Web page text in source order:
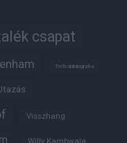
csapat
Trófeabibliográfia
Visszhang
Willy Kambwala